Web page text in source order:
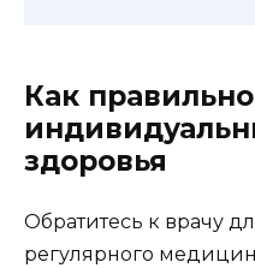
Как
здоровья
Обратитесь к врачу
регулярного